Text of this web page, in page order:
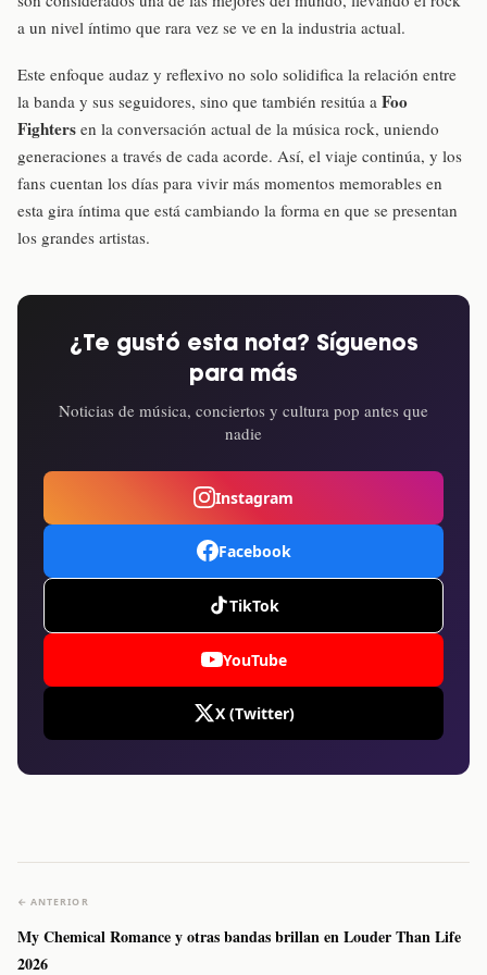
a un nivel íntimo que rara vez se ve en la industria actual.
Este enfoque audaz y reflexivo no solo solidifica la relación entre
la banda y sus seguidores, sino que también resitúa a Foo
Fighters en la conversación actual de la música rock, uniendo
generaciones a través de cada acorde. Así, el viaje continúa, y los
fans cuentan los días para vivir más momentos memorables en
esta gira íntima que está cambiando la forma en que se presentan
los grandes artistas.
¿Te gustó esta nota? Síguenos
para más
Noticias de música, conciertos y cultura pop antes que
nadie
Instagram
Facebook
TikTok
YouTube
X (Twitter)
← ANTERIOR
My Chemical Romance y otras bandas brillan en Louder Than Life
2026